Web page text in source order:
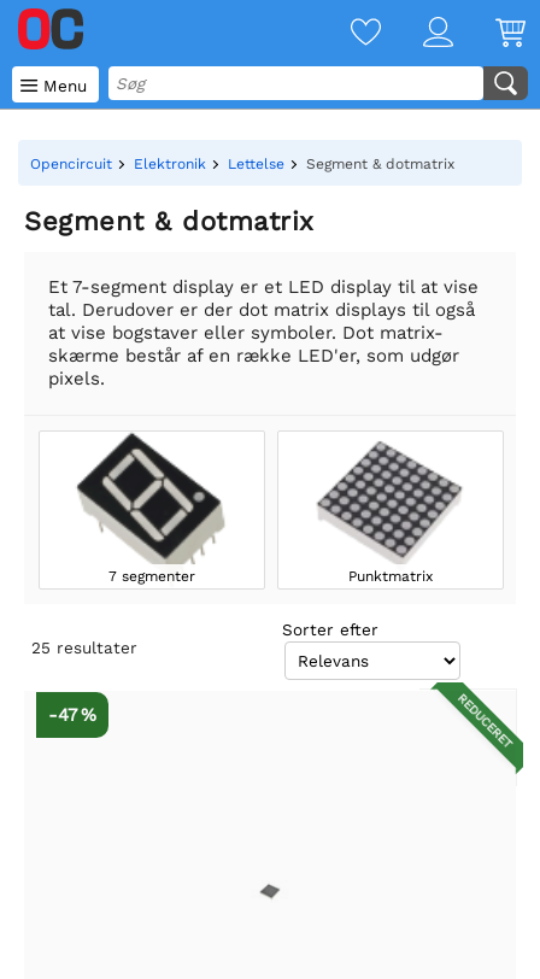
 Menu
Opencircuit Elektronik Lettelse Segment & dotmatrix
Segment & dotmatrix
Et 7-segment display er et LED display til at vise
tal. Derudover er der dot matrix displays til også
at vise bogstaver eller symboler. Dot matrix-
skærme består af en række LED'er, som udgør
pixels.
7 segmenter Punktmatrix
25 resultater
Sorter efter
REDUCERET
-47 %